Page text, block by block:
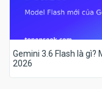
Gemini 3.6 Flash là gì?
2026